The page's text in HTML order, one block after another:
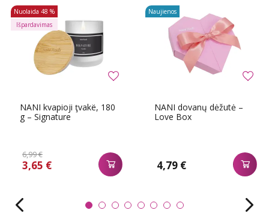
NANI kvapioji ţvakë, 180
g – Signature
6,99 €
3,65 €
Nuolaida 48 %
Išpardavimas
NANI dovanų dėžutė –
Love Box
4,79 €
Naujienos